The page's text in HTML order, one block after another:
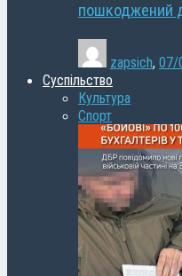
пошкоджений
zapsich, 07/
Суспільство
Культура
Спорт